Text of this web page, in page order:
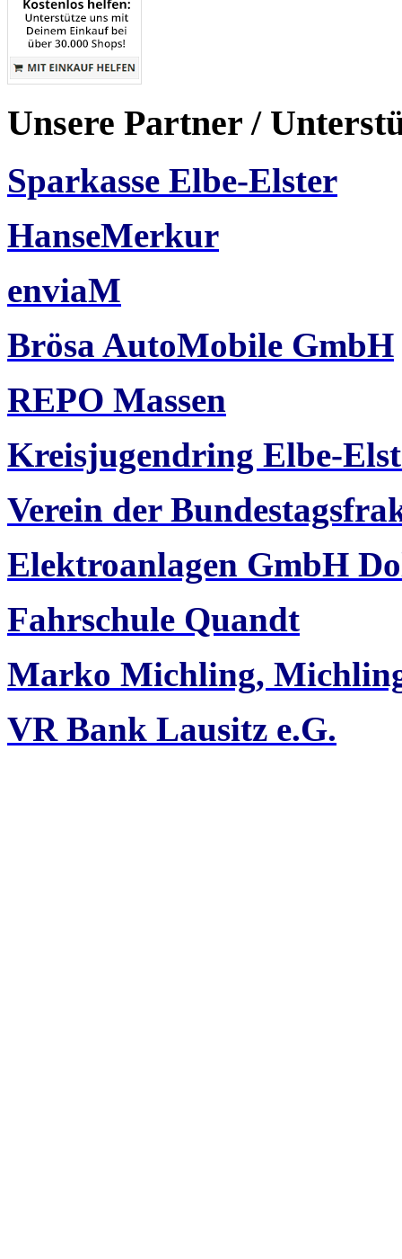
Unsere Partner /
Sparkasse Elbe-Elster
HanseMerkur
enviaM
Brösa AutoMobile GmbH
REPO Massen
Kreisjugendring Elbe-
Verein der
Elektroanlagen GmbH
Fahrschule Quandt
Marko Michling,
VR Bank Lausitz e.G.